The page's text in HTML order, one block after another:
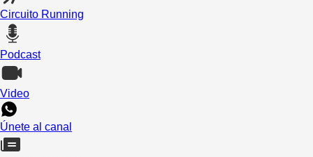
Circuito Running
Podcast
Video
Únete al canal